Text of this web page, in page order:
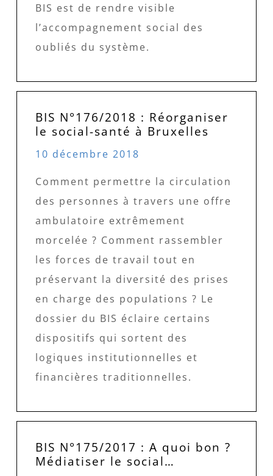
BIS est de rendre visible
l’accompagnement social des
oubliés du système.
BIS N°176/2018 : Réorganiser
le social-santé à Bruxelles
10 décembre 2018
Comment permettre la circulation
des personnes à travers une offre
ambulatoire extrêmement
morcelée ? Comment rassembler
les forces de travail tout en
préservant la diversité des prises
en charge des populations ? Le
dossier du BIS éclaire certains
dispositifs qui sortent des
logiques institutionnelles et
financières traditionnelles.
BIS N°175/2017 : A quoi bon ?
Médiatiser le social…